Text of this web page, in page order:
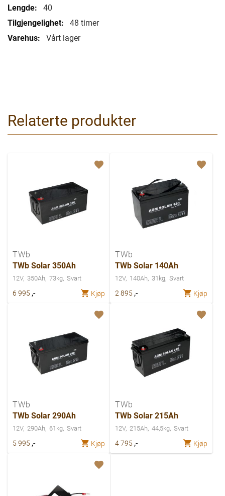
40
48 timer
Vårt lager
Relaterte produkter
TWb
TWb Solar 350Ah
12V 350Ah 73kg Svart
6 995 ,- Kjøp
TWb
TWb Solar 140Ah
12V 140Ah 31kg Svart
2 895 ,- Kjøp
TWb
TWb Solar 290Ah
12V 290Ah 61kg Svart
5 995 ,- Kjøp
TWb
TWb Solar 215Ah
12V 215Ah 44,5kg Svart
4 795 ,- Kjøp